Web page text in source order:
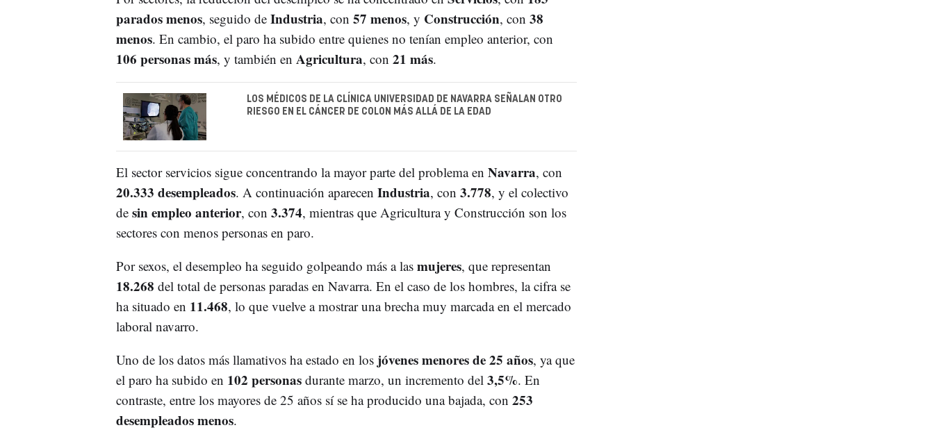
parados menos, seguido de Industria, con 57 menos, y Construcción, con 38
menos. En cambio, el paro ha subido entre quienes no tenían empleo anterior, con
106 personas más, y también en Agricultura, con 21 más.
LOS MÉDICOS DE LA CLÍNICA UNIVERSIDAD DE NAVARRA SEÑALAN OTRO
RIESGO EN EL CÁNCER DE COLON MÁS ALLÁ DE LA EDAD
El sector servicios sigue concentrando la mayor parte del problema en Navarra, con
20.333 desempleados. A continuación aparecen Industria, con 3.778, y el colectivo
de sin empleo anterior, con 3.374, mientras que Agricultura y Construcción son los
sectores con menos personas en paro.
Por sexos, el desempleo ha seguido golpeando más a las mujeres, que representan
18.268 del total de personas paradas en Navarra. En el caso de los hombres, la cifra se
ha situado en 11.468, lo que vuelve a mostrar una brecha muy marcada en el mercado
laboral navarro.
Uno de los datos más llamativos ha estado en los jóvenes menores de 25 años, ya que
el paro ha subido en 102 personasdurante marzo, un incremento del 3,5%. En
contraste, entre los mayores de 25 años sí se ha producido una bajada, con 253
desempleados menos.